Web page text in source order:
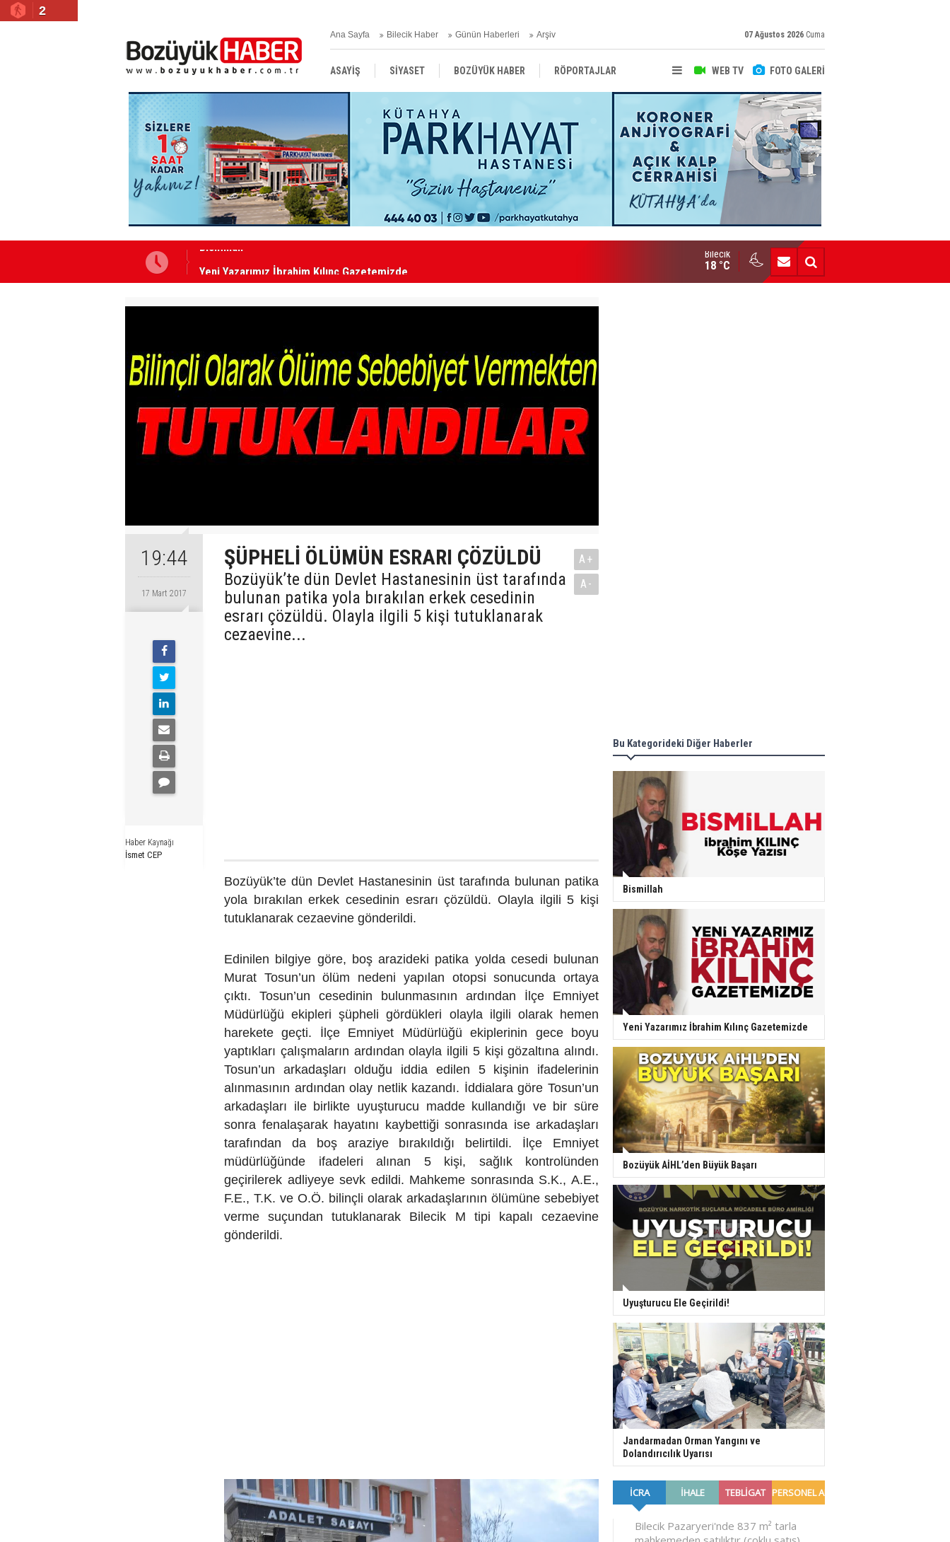
2
Ana Sayfa Bilecik Haber Günün Haberleri Arşiv 07 Ağustos 2026 Cuma
WEB TV FOTO GALERİ
ASAYİŞ SİYASET BOZÜYÜK HABER RÖPORTAJLAR
RESMİ İLANLAR
Yeni Yazarımız İbrahim Kılınç Gazetemizde Bozüyük AİHL’den Büyük Başarı
Bilecik
18 °C
19:44
17 Mart 2017
Haber Kaynağı
İsmet CEP
ŞÜPHELİ ÖLÜMÜN ESRARI ÇÖZÜLDÜ
Bozüyük’te dün Devlet Hastanesinin üst tarafında
bulunan patika yola bırakılan erkek cesedinin
esrarı çözüldü. Olayla ilgili 5 kişi tutuklanarak
cezaevine...
A+
A-
Bozüyük’te dün Devlet Hastanesinin üst tarafında bulunan patika
yola bırakılan erkek cesedinin esrarı çözüldü. Olayla ilgili 5 kişi
tutuklanarak cezaevine gönderildi.
Edinilen bilgiye göre, boş arazideki patika yolda cesedi bulunan
Murat Tosun’un ölüm nedeni yapılan otopsi sonucunda ortaya
çıktı. Tosun’un cesedinin bulunmasının ardından İlçe Emniyet
Müdürlüğü ekipleri şüpheli gördükleri olayla ilgili olarak hemen
harekete geçti. İlçe Emniyet Müdürlüğü ekiplerinin gece boyu
yaptıkları çalışmaların ardından olayla ilgili 5 kişi gözaltına alındı.
Tosun’un arkadaşları olduğu iddia edilen 5 kişinin ifadelerinin
alınmasının ardından olay netlik kazandı. İddialara göre Tosun’un
arkadaşları ile birlikte uyuşturucu madde kullandığı ve bir süre
sonra fenalaşarak hayatını kaybettiği sonrasında ise arkadaşları
tarafından da boş araziye bırakıldığı belirtildi. İlçe Emniyet
müdürlüğünde ifadeleri alınan 5 kişi, sağlık kontrolünden
geçirilerek adliyeye sevk edildi. Mahkeme sonrasında S.K., A.E.,
F.E., T.K. ve O.Ö. bilinçli olarak arkadaşlarının ölümüne sebebiyet
verme suçundan tutuklanarak Bilecik M tipi kapalı cezaevine
gönderildi.
Bu Kategorideki Diğer Haberler
Bismillah
Yeni Yazarımız İbrahim Kılınç Gazetemizde
Bozüyük AİHL’den Büyük Başarı
Uyuşturucu Ele Geçirildi!
Jandarmadan Orman Yangını ve
Dolandırıcılık Uyarısı